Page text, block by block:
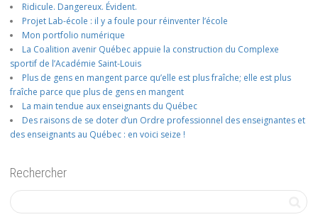
Ridicule. Dangereux. Évident.
Projet Lab-école : il y a foule pour réinventer l’école
Mon portfolio numérique
La Coalition avenir Québec appuie la construction du Complexe
sportif de l’Académie Saint-Louis
Plus de gens en mangent parce qu’elle est plus fraîche; elle est plus
fraîche parce que plus de gens en mangent
La main tendue aux enseignants du Québec
Des raisons de se doter d’un Ordre professionnel des enseignantes et
des enseignants au Québec : en voici seize !
Rechercher